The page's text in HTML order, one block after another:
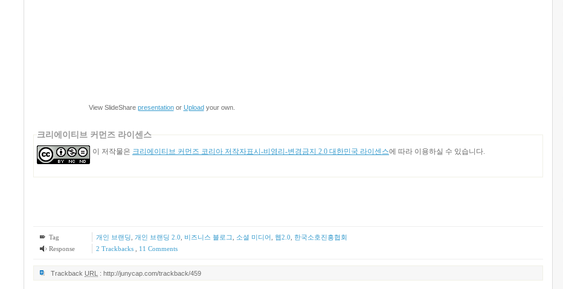
View SlideShare presentationor Uploadyour own.
크리에이티브 커먼즈 라이센스
이 저작물은 크리에이티브 커먼즈 코리아 저작자표시-비영리-변경금지 2.0 대한민국 라이센스에 따라 이용하실 수 있습니다.
Tag 개인 브랜딩 개인 브랜딩 2.0 비즈니스 블로그 소셜 미디어 웹2.0
한국소호진흥협회
Response
2 Trackbacks 11 Comments
Trackback URL : http://junycap.com/trackback/459